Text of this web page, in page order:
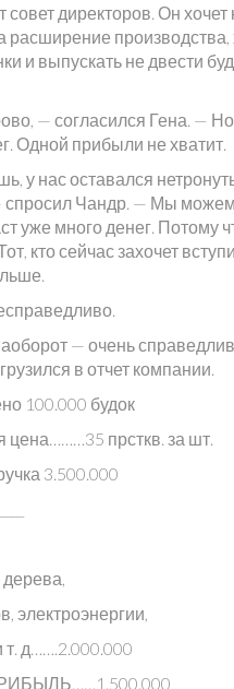
совет директоров. Он хочет
расширение производства,
и выпускать не двести
— согласился Гена. —
Одной прибыли не хватит.
у нас оставался
спросил Чандр. — Мы можем
уже много денег. Потому
кто сейчас захочет
— очень
в отчет компании.
100.000 будок
цена………35 прсткв. за шт.
3.500.000
электроэнергии,
т. д…….2.000.000